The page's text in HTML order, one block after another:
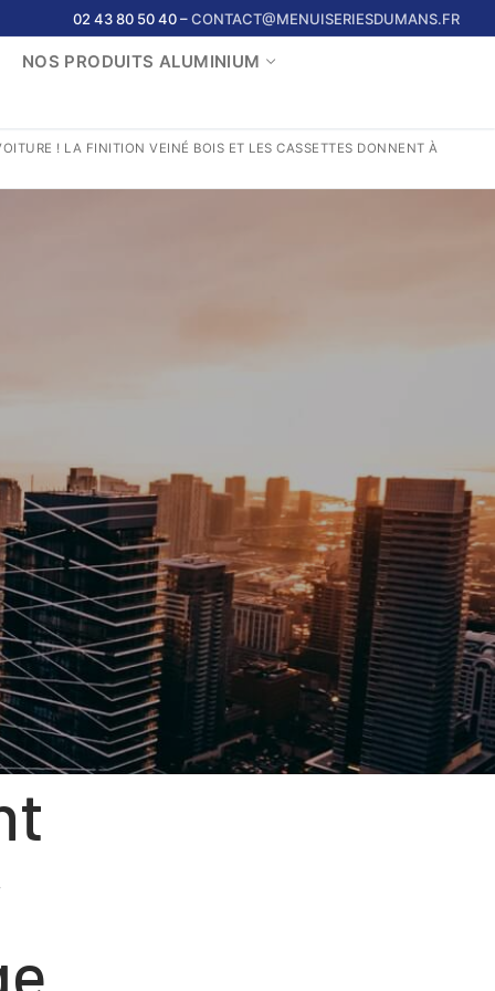
02 43 80 50 40 –CONTACT@MENUISERIESDUMANS.FR
NOS PRODUITS ALUMINIUM
! LA FINITION VEINÉ BOIS ET LES CASSETTES DONNENT À